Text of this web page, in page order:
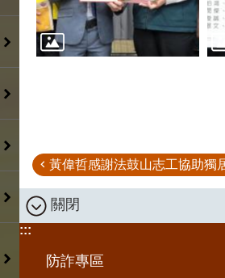
黃偉哲感謝法鼓山志工協助獨
關閉
:::
防詐專區